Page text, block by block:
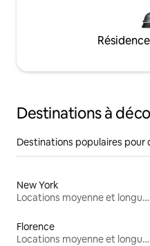
Destinations à
Destinations populaires pour
New York
Locations moyenne et longue durée
Florence
Locations moyenne et longue durée